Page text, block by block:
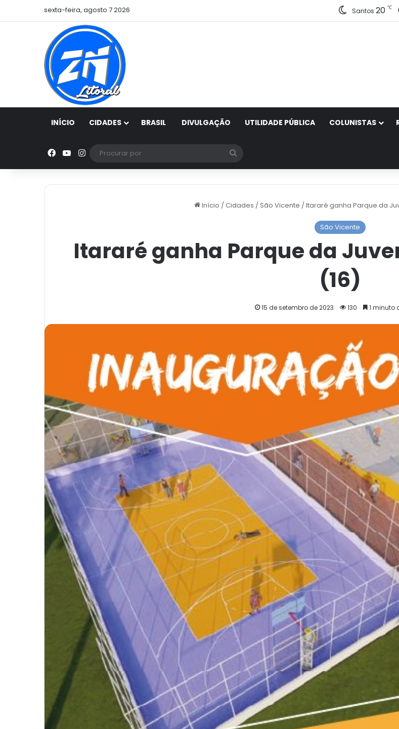
sexta-feira, agosto 7 2026 Santos 20 ℃
INÍCIO CIDADES BRASIL DIVULGAÇÃO UTILIDADE PÚBLICA COLUNISTAS
Facebook
YouTube
Instagram
por
Início /Cidades /São Vicente /Itararé ganha Parque da
São Vicente
Itararé ganha Parque da
(16)
15 de setembro de 2023 130 1 minuto